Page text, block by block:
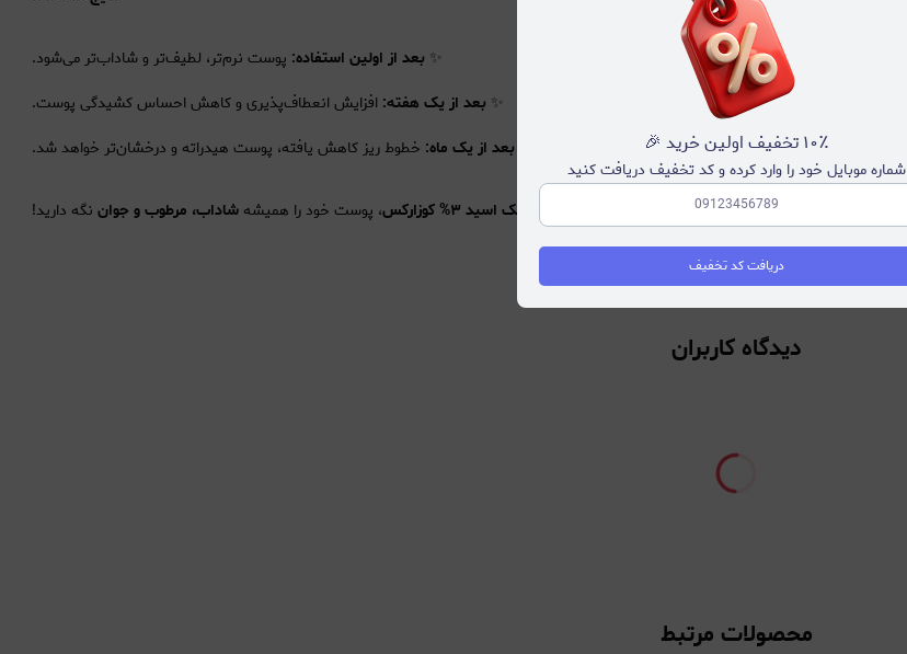
✨ بعد از اولین استفاده: پوست نرم‌تر، لطیف‌تر و شاداب‌تر می‌شود.
✨ بعد از یک هفته: افزایش انعطاف‌پذیری و کاهش احساس کشیدگی پوست.
بعد از یک ماه: خطوط ریز کاهش یافته، پوست هیدراته و درخشان‌تر خواهد شد.
سرم هیالورونیک اسید ۳% کوزارکس ، پوست خود را همیشهشاداب، مرطوب و جواننگه دارید!
دیدگاه کاربران
محصولات مرتبط
۱۰٪ تخفیف اولین خرید 🎉
شماره موبایل خود را وارد کرده و کد تخفیف دریافت کنید
دریافت کد تخفیف